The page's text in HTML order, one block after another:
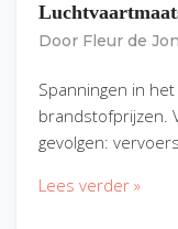
Door Fleur de
Spanningen in
brandstofprijzen.
gevolgen:
Lees verder »